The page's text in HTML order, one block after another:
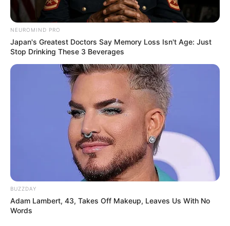
NEUROMIND PRO
Japan's Greatest Doctors Say Memory Loss Isn't Age: Just
Stop Drinking These 3 Beverages
BUZZDAY
Adam Lambert, 43, Takes Off Makeup, Leaves Us With No
Words